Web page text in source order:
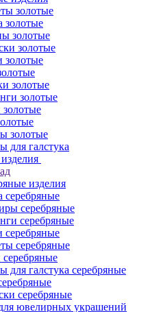
золотые
золотые
золотые
золотые
золотые
золотые
золотые
золотые
для галстука
изделия
серебряные
серебряные
серебряные
серебряные
серебряные
для галстука серебряные
серебряные